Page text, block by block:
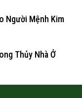
Người Mệnh Kim
Thủy Nhà Ở